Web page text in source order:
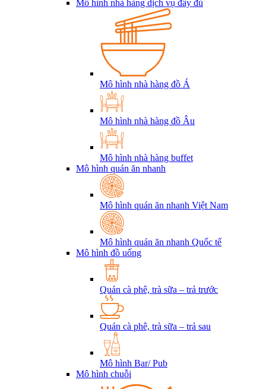
Mô hình nhà hàng dịch vụ đầy đủ
Mô hình nhà hàng đồ Á
Mô hình nhà hàng đồ Âu
Mô hình nhà hàng buffet
Mô hình quán ăn nhanh
Mô hình quán ăn nhanh Việt Nam
Mô hình quán ăn nhanh Quốc tế
Mô hình đồ uống
Quán cà phê, trà sữa – trả trước
Quán cà phê, trà sữa – trả sau
Mô hình Bar/ Pub
Mô hình chuỗi